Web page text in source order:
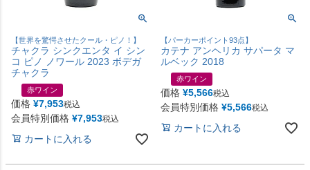
【世界を驚愕させたクール・ピノ！】
チャクラ シンクエンタ イ シン
コ ピノ ノワール 2023 ボデガ
チャクラ
赤ワイン
価格 ¥7,953税込
会員特別価格 ¥7,953税込
カートに入れる
【パーカーポイント93点】
カテナ アンヘリカ サパータ マ
ルベック 2018
赤ワイン
価格 ¥5,566税込
会員特別価格 ¥5,566税込
カートに入れる